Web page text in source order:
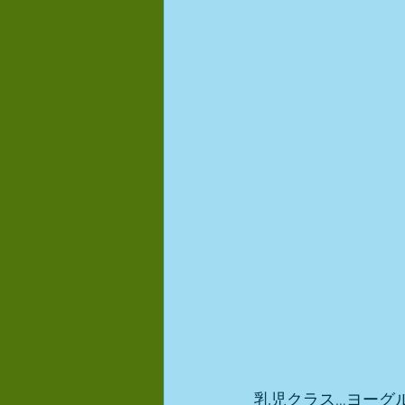
乳児クラス…ヨーグ